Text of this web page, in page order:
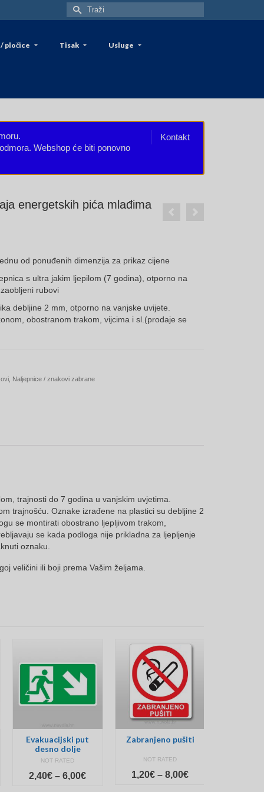
Search
for:
pločice Tisak
Usluge
Kontakt
Webshop će biti ponovno
energetskih pića mlađima
od ponuđenih dimenzija za prikaz cijene
s ultra jakim ljepilom (7 godina), otporno na
rubovi
debljine 2 mm, otporno na vanjske uvijete.
obostranom trakom, vijcima i sl.(prodaje se
Naljepnice / znakovi zabrane
trajnosti do 7 godina u vanjskim uvjetima.
trajnošću. Oznake izrađene na plastici su debljine 2
se montirati obostrano ljepljivom trakom,
se kada podloga nije prikladna za ljepljenje
oznaku.
veličini ili boji prema Vašim željama.
Evakuacijski put
desno dolje
NOT RATED
2,40€ – 6,00€Price
Zabranjeno pušiti
NOT RATED
1,20€ – 8,00€Price